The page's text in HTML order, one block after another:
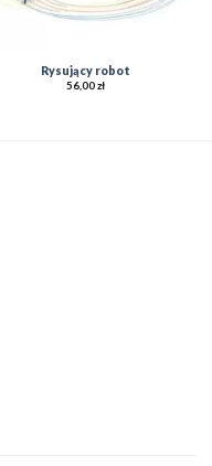
Rysujący robot
56,00zł